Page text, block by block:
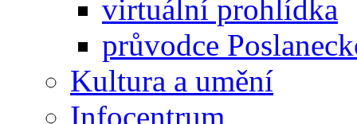
virtuální prohlídka
průvodce
Kultura a umění
Infocentrum